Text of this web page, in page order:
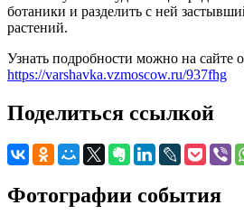
ботаники и разделить с ней
растений.
Узнать подробности можно на сайте
https://varshavka.vzmoscow.ru/937fhg
Поделиться ссылкой
Фотографии события